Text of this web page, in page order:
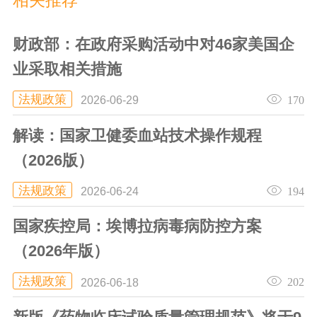
财政部：在政府采购活动中对46家美国企
业采取相关措施
法规政策 2026-06-29 170
解读：国家卫健委血站技术操作规程
（2026版）
法规政策 2026-06-24 194
国家疾控局：埃博拉病毒病防控方案
（2026年版）
法规政策 2026-06-18 202